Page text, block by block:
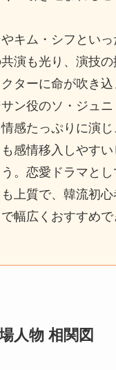
キム・シフとい
演も光り、演技
ターに命が吹き込
ン役のソ・ジュ
感たっぷりに演じ
感情移入しやすい
。恋愛ドラマとし
も上質で、韓流初
幅広くおすすめ
人物 相関図